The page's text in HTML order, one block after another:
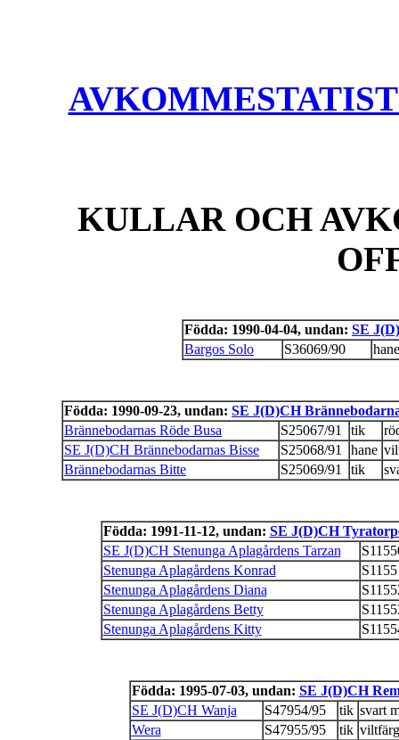
KULLAR OCH
Födda: 1990-04-04, undan: SE
Bargos Solo
S36069/90 hane
Födda: 1990-09-23, undan: SE J(D)CH
Brännebodarnas Röde Busa
S25067/91 tik
SE J(D)CH Brännebodarnas Bisse
S25068/91 hane
Brännebodarnas Bitte
S25069/91 tik
Födda: 1991-11-12, undan: SE J(D)CH
SE J(D)CH Stenunga Aplagårdens Tarzan
Stenunga Aplagårdens Konrad
Stenunga Aplagårdens Diana
Stenunga Aplagårdens Betty
Stenunga Aplagårdens Kitty
Födda: 1995-07-03, undan: SE J(D)CH
SE J(D)CH Wanja
S47954/95 tik svart
Wera
S47955/95 tik